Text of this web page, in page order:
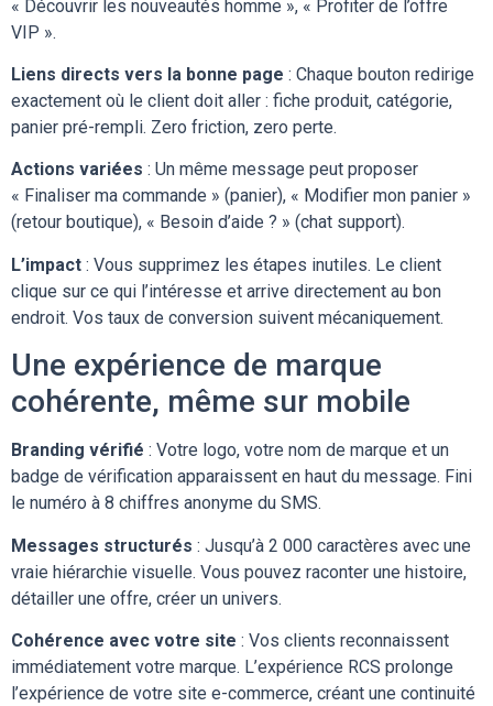
« Découvrir les nouveautés homme », « Profiter de l’offre
VIP ».
Liens directs vers la bonne page : Chaque bouton redirige
exactement où le client doit aller : fiche produit, catégorie,
panier pré-rempli. Zero friction, zero perte.
Actions variées : Un même message peut proposer
« Finaliser ma commande » (panier), « Modifier mon panier »
(retour boutique), « Besoin d’aide ? » (chat support).
L’impact : Vous supprimez les étapes inutiles. Le client
clique sur ce qui l’intéresse et arrive directement au bon
endroit. Vos taux de conversion suivent mécaniquement.
Une expérience de marque
cohérente, même sur mobile
Branding vérifié : Votre logo, votre nom de marque et un
badge de vérification apparaissent en haut du message. Fini
le numéro à 8 chiffres anonyme du SMS.
Messages structurés : Jusqu’à 2 000 caractères avec une
vraie hiérarchie visuelle. Vous pouvez raconter une histoire,
détailler une offre, créer un univers.
Cohérence avec votre site : Vos clients reconnaissent
immédiatement votre marque. L’expérience RCS prolonge
l’expérience de votre site e-commerce, créant une continuité